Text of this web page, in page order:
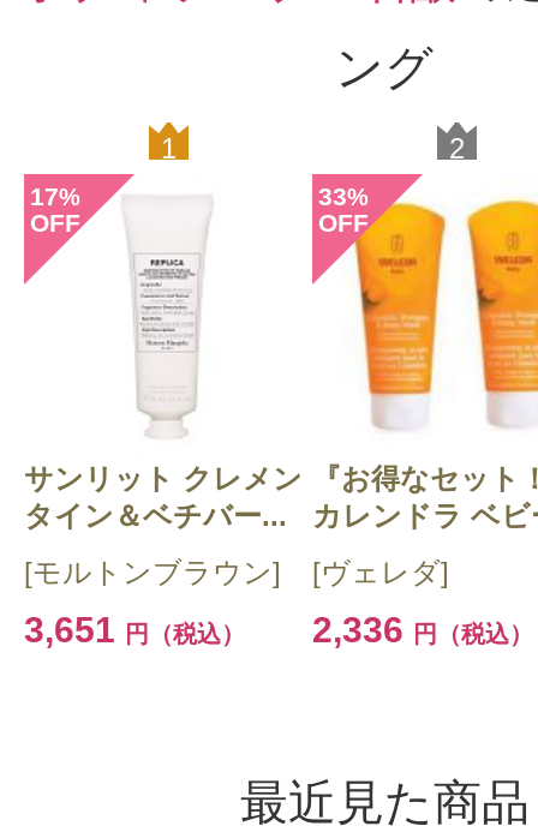
ング
1
17%
OFF
サンリット クレメン
タイン＆ベチバー...
[モルトンブラウン]
3,651 円（税込）
2
33%
OFF
『お得なセット
カレンドラ ベビ
[ヴェレダ]
2,336 円（税込）
最近見た商品